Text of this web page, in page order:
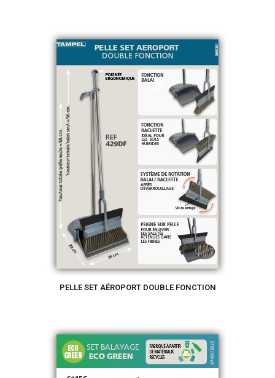
PELLE SET AÉROPORT DOUBLE FONCTION